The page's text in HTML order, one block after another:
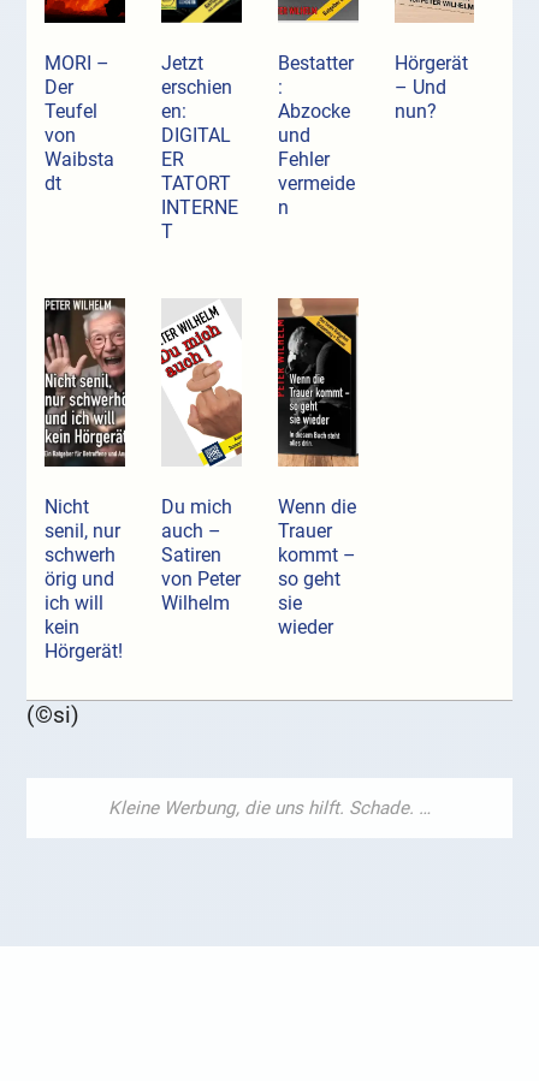
MORI –
Der
Teufel
von
Waibsta
dt
Jetzt
erschien
en:
DIGITAL
ER
TATORT
INTERNE
T
Bestatter
:
Abzocke
und
Fehler
vermeide
n
Hörgerät
– Und
nun?
Nicht
senil, nur
schwerh
örig und
ich will
kein
Hörgerät!
Du mich
auch –
Satiren
von Peter
Wilhelm
Wenn die
Trauer
kommt –
so geht
sie
wieder
(©si)